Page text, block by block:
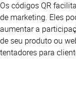
Os códigos QR
de marketing. Eles
aumentar a
de seu produto ou
tentadores para